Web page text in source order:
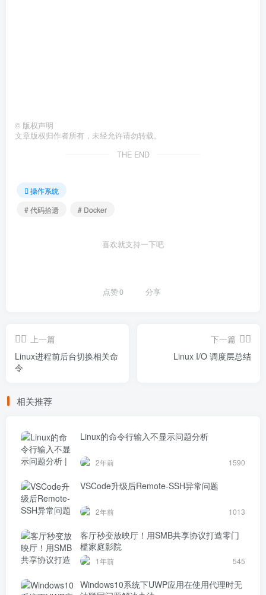
© 版权声明
文章版权归作者所有，未经允许请勿转载。
THE END
操作系统
# 代码拾遗
# Docker
喜欢就支持一下吧
点赞0 分享
上一篇
Linux进程前后台切换相关命
令
下一篇
Linux I/O 调度层总结
相关推荐
Linux的命令行输入不显示问题分析
2年前 1590
VSCode升级后Remote-SSH异常问题
2年前 1013
客厅秒变放映厅！用SMB共享协议打造零门
槛家庭影院
1年前 545
Windows10系统下UWP应用在使用代理时无